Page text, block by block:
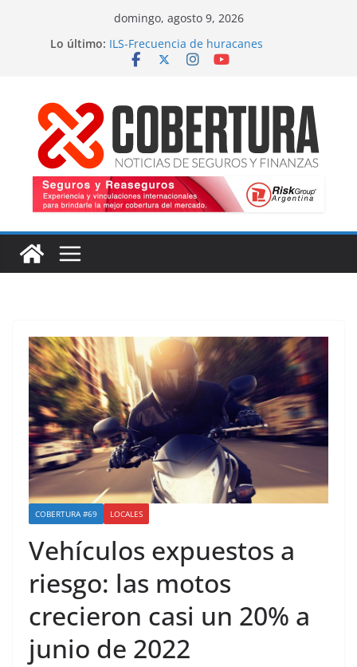
domingo, agosto 9, 2026
Lo último: ILS-Frecuencia de huracanes
Seguro marítimo-Presiones cruzadas
Fitch-Impulso a la innovación
COBERTURA #69 LOCALES
Vehículos expuestos a
riesgo: las motos
crecieron casi un 20% a
junio de 2022